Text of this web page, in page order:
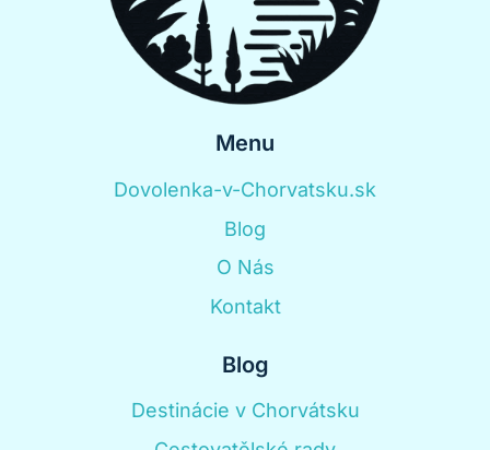
Menu
Dovolenka-v-Chorvatsku.sk
Blog
O Nás
Kontakt
Blog
Destinácie v Chorvátsku